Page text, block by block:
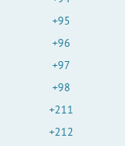
+95
+96
+97
+98
+211
+212